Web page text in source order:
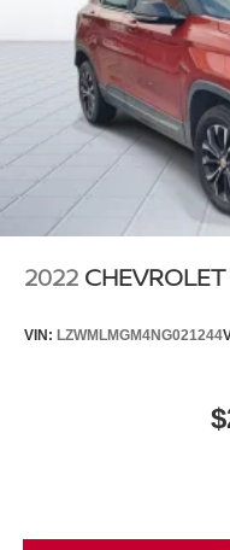
2022
VIN: LZWMLMGM4NG021244